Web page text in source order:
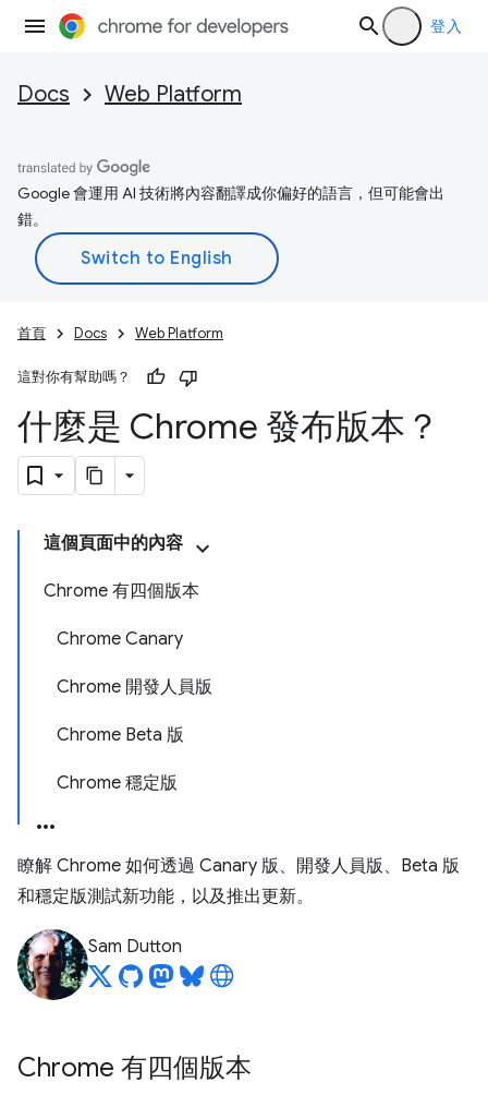
登入
Docs Web Platform
Google 會運用 AI 技術將內容翻譯成你偏好的語言，但可能會出
錯。
首頁 Docs Web Platform
這對你有幫助嗎？
什麼是 Chrome 發布版本？
這個頁面中的內容
Chrome 有四個版本
Chrome Canary
Chrome 開發人員版
Chrome Beta 版
Chrome 穩定版
瞭解 Chrome 如何透過 Canary 版、開發人員版、Beta 版
和穩定版測試新功能，以及推出更新。
Sam Dutton
Chrome 有四個版本